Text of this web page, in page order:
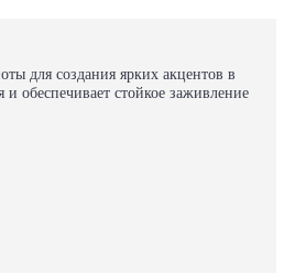
для создания ярких акцентов в
обеспечивает стойкое заживление